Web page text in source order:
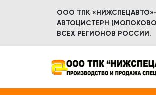
ООО ТПК
АВТОЦИСТЕРН
ВСЕХ РЕГИОНОВ РОССИИ.